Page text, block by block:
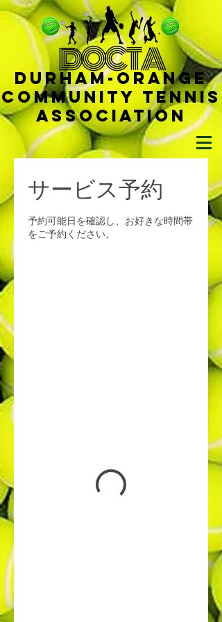
DOCTA
Durham-Orange
Community Tennis
Association
サービス予約
予約可能日を確認し、お好きな時間帯
をご予約ください。